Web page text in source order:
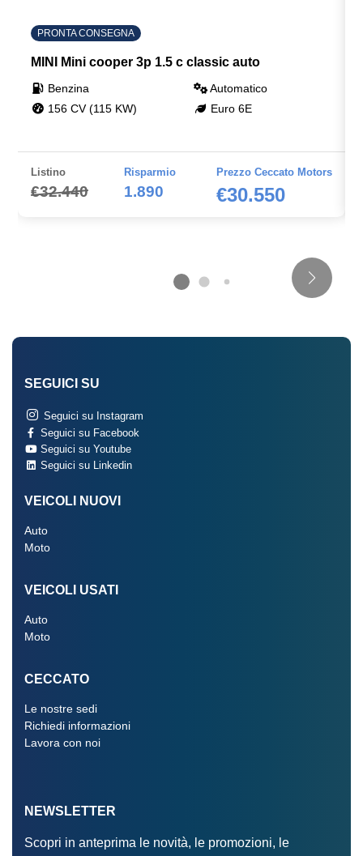
PRONTA CONSEGNA
MINI Mini cooper 3p 1.5 c classic auto
Benzina
Automatico
156 CV (115 KW)
Euro 6E
Listino
€32.440
Risparmio
1.890
Prezzo Ceccato Motors
€30.550
SEGUICI SU
Seguici su Instagram
Seguici su Facebook
Seguici su Youtube
Seguici su Linkedin
VEICOLI NUOVI
Auto
Moto
VEICOLI USATI
Auto
Moto
CECCATO
Le nostre sedi
Richiedi informazioni
Lavora con noi
NEWSLETTER
Scopri in anteprima le novità, le promozioni, le